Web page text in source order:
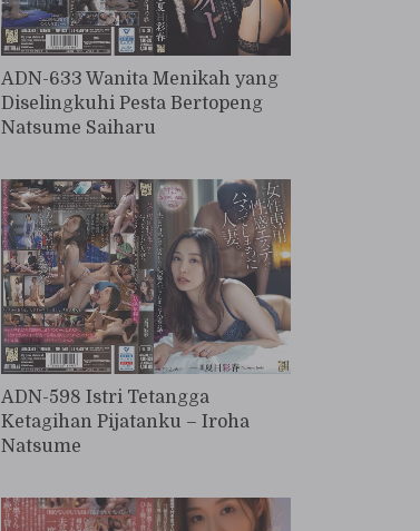
ADN-633 Wanita Menikah yang
Diselingkuhi Pesta Bertopeng
Natsume Saiharu
ADN-598 Istri Tetangga
Ketagihan Pijatanku – Iroha
Natsume